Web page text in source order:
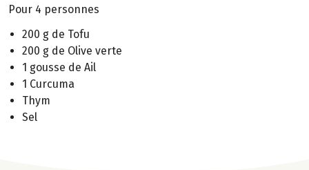
Pour 4 personnes
200 g de Tofu
200 g de Olive verte
1 gousse de Ail
1 Curcuma
Thym
Sel